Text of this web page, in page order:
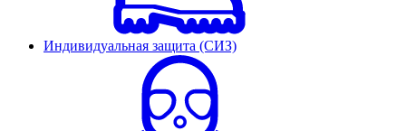
Индивидуальная защита (СИЗ)